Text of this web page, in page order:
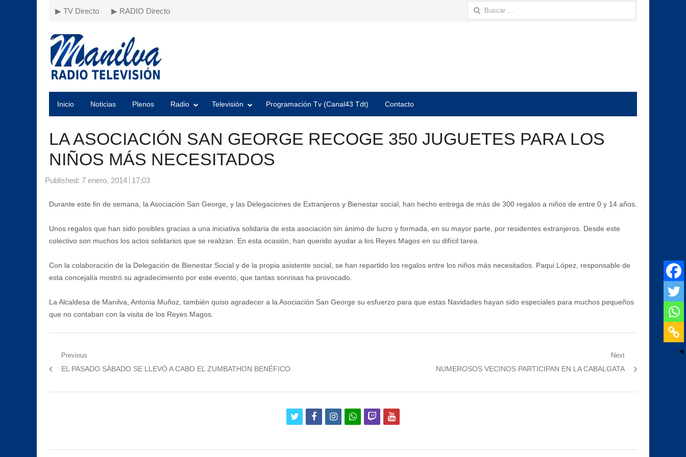
▶ TV Directo ▶ RADIO Directo Buscar:
Inicio Noticias Plenos Radio Televisión Programación Tv (Canal43 Tdt) Contacto
LA ASOCIACIÓN SAN GEORGE RECOGE 350 JUGUETES PARA LOS
NIÑOS MÁS NECESITADOS
Published: 7 enero, 2014 17:03
Durante este fin de semana, la Asociación San George, y las Delegaciones de Extranjeros y Bienestar social, han hecho entrega de más de 300 regalos a niños de entre 0 y 14 años.
Unos regalos que han sido posibles gracias a una iniciativa solidaria de esta asociación sin ánimo de lucro y formada, en su mayor parte, por residentes extranjeros. Desde este
colectivo son muchos los actos solidarios que se realizan. En esta ocasión, han querido ayudar a los Reyes Magos en su difícil tarea.
Con la colaboración de la Delegación de Bienestar Social y de la propia asistente social, se han repartido los regalos entre los niños más necesitados. Paqui López, responsable de
esta concejalía mostró su agradecimiento por este evento, que tantas sonrisas ha provocado.
La Alcaldesa de Manilva, Antonia Muñoz, también quiso agradecer a la Asociación San George su esfuerzo para que estas Navidades hayan sido especiales para muchos pequeños
que no contaban con la visita de los Reyes Magos.
Navegación
de
entradas
Previous
Previous
EL PASADO SÁBADO SE LLEVÓ A CABO EL ZUMBATHON BENÉFICO
Next
Next
NUMEROSOS VECINOS PARTICIPAN EN LA CABALGATA
twitterfacebookinstagramwhatsapp
twitchyoutube